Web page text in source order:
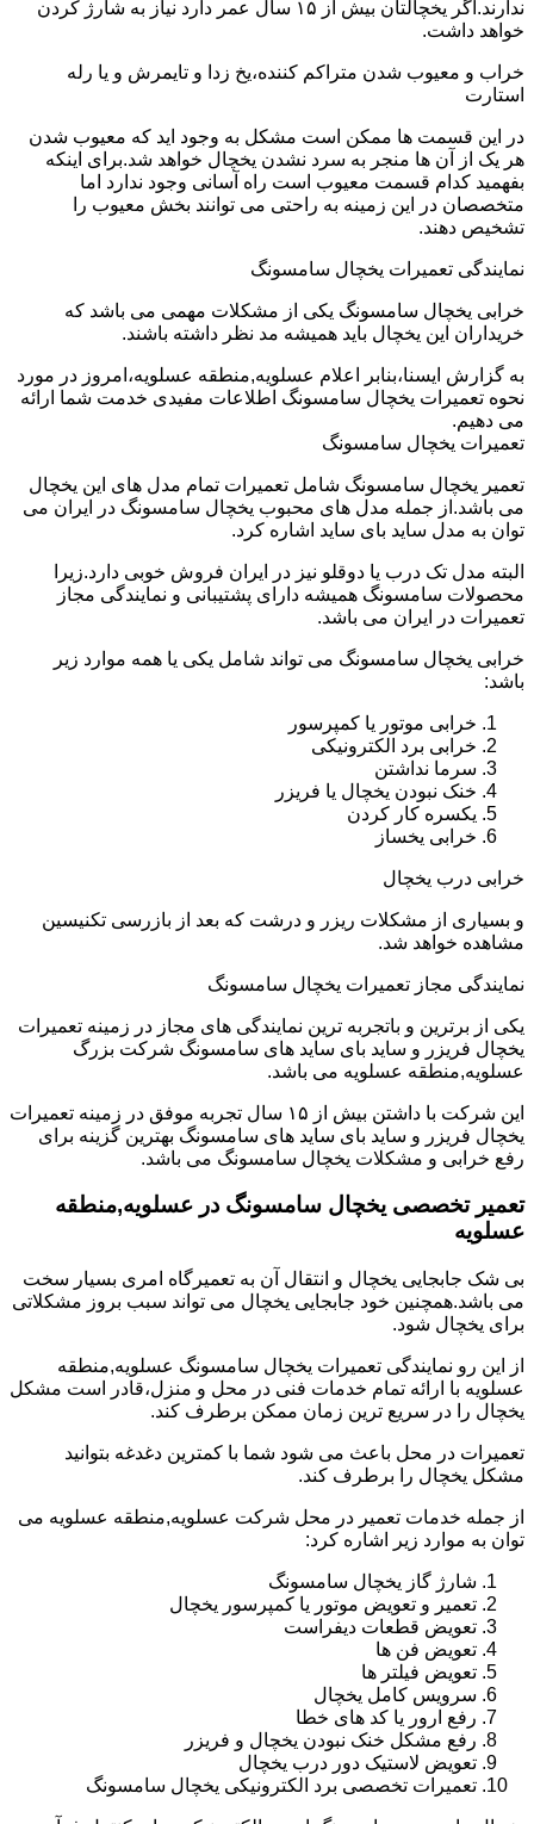
ندارند.اگر یخچالتان بیش از ۱۵ سال عمر دارد نیاز به شارژ کردن
خواهد داشت.
خراب و معیوب شدن متراکم کننده،یخ زدا و تایمرش و یا رله
استارت
در این قسمت ها ممکن است مشکل به وجود اید که معیوب شدن
هر یک از آن ها منجر به سرد نشدن یخچال خواهد شد.برای اینکه
بفهمید کدام قسمت معیوب است راه آسانی وجود ندارد اما
متخصصان در این زمینه به راحتی می توانند بخش معیوب را
تشخیص دهند.
نمایندگی تعمیرات یخچال سامسونگ
خرابی یخچال سامسونگ یکی از مشکلات مهمی می باشد که
خریداران این یخچال باید همیشه مد نظر داشته باشند.
به گزارش ایسنا،بنابر اعلام عسلویه,منطقه عسلویه،امروز در مورد
نحوه تعمیرات یخچال سامسونگ اطلاعات مفیدی خدمت شما ارائه
می دهیم.
تعمیرات یخچال سامسونگ
تعمیر یخچال سامسونگ شامل تعمیرات تمام مدل های این یخچال
می باشد.از جمله مدل های محبوب یخچال سامسونگ در ایران می
توان به مدل ساید بای ساید اشاره کرد.
البته مدل تک درب یا دوقلو نیز در ایران فروش خوبی دارد.زیرا
محصولات سامسونگ همیشه دارای پشتیبانی و نمایندگی مجاز
تعمیرات در ایران می باشد.
خرابی یخچال سامسونگ می تواند شامل یکی یا همه موارد زیر
باشد:
خرابی موتور یا کمپرسور
خرابی برد الکترونیکی
سرما نداشتن
خنک نبودن یخچال یا فریزر
یکسره کار کردن
خرابی یخساز
خرابی درب یخچال
و بسیاری از مشکلات ریزر و درشت که بعد از بازرسی تکنیسین
مشاهده خواهد شد.
نمایندگی مجاز تعمیرات یخچال سامسونگ
یکی از برترین و باتجربه ترین نمایندگی های مجاز در زمینه تعمیرات
یخچال فریزر و ساید بای ساید های سامسونگ شرکت بزرگ
عسلویه,منطقه عسلویه می باشد.
این شرکت با داشتن بیش از ۱۵ سال تجربه موفق در زمینه تعمیرات
یخچال فریزر و ساید بای ساید های سامسونگ بهترین گزینه برای
رفع خرابی و مشکلات یخچال سامسونگ می باشد.
تعمیر تخصصی یخچال سامسونگ در عسلویه,منطقه
عسلویه
بی شک جابجایی یخچال و انتقال آن به تعمیرگاه امری بسیار سخت
می باشد.همچنین خود جابجایی یخچال می تواند سبب بروز مشکلاتی
برای یخچال شود.
از این رو نمایندگی تعمیرات یخچال سامسونگ عسلویه,منطقه
عسلویه با ارائه تمام خدمات فنی در محل و منزل،قادر است مشکل
یخچال را در سریع ترین زمان ممکن برطرف کند.
تعمیرات در محل باعث می شود شما با کمترین دغدغه بتوانید
مشکل یخچال را برطرف کند.
از جمله خدمات تعمیر در محل شرکت عسلویه,منطقه عسلویه می
توان به موارد زیر اشاره کرد:
شارژ گاز یخچال سامسونگ
تعمیر و تعویض موتور یا کمپرسور یخچال
تعویض قطعات دیفراست
تعویض فن ها
تعویض فیلتر ها
سرویس کامل یخچال
رفع ارور یا کد های خطا
رفع مشکل خنک نبودن یخچال و فریزر
تعویض لاستیک دور درب یخچال
تعمیرات تخصصی برد الکترونیکی یخچال سامسونگ